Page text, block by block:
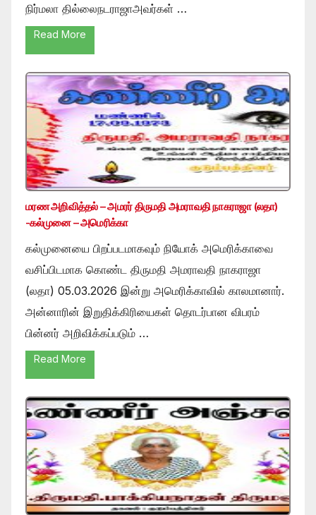
நிர்மலா தில்லைநடராஜாஅவர்கள் …
Read More
மரண அறிவித்தல் – அமரர் திருமதி அமராவதி நாகராஜா (லதா)
-கல்முனை – அமெரிக்கா
கல்முனையை பிறப்படமாகவும் நியோக் அமெரிக்காவை
வசிப்பிடமாக கொண்ட திருமதி அமராவதி நாகராஜா
(லதா) 05.03.2026 இன்று அமெரிக்காவில் காலமானார்.
அன்னாரின் இறுதிக்கிரியைகள் தொடர்பான விபரம்
பின்னர் அறிவிக்கப்படும் …
Read More